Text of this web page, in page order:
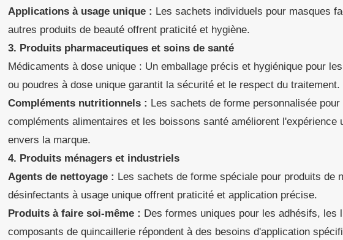
Applications à usage unique : Les sachets individuels pour masques
autres produits de beauté offrent praticité et hygiène.
3. Produits pharmaceutiques et soins de santé
Médicaments à dose unique : Un emballage précis et hygiénique pour
ou poudres à dose unique garantit la sécurité et le respect du traitement.
Compléments nutritionnels : Les sachets de forme personnalisée
compléments alimentaires et les boissons santé améliorent l'expérience
envers la marque.
4. Produits ménagers et industriels
Agents de nettoyage : Les sachets de forme spéciale pour produits de
désinfectants à usage unique offrent praticité et application précise.
Produits à faire soi-même : Des formes uniques pour les adhésifs, les
composants de quincaillerie répondent à des besoins d'application